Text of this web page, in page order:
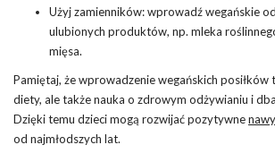
Użyj zamienników: wprowadź wegańskie
ulubionych produktów, np. mleka
mięsa.
Pamiętaj, że wprowadzenie wegańskich
diety, ale także nauka o zdrowym odżywianiu i
Dzięki temu dzieci mogą rozwijać pozytywne
od najmłodszych lat.